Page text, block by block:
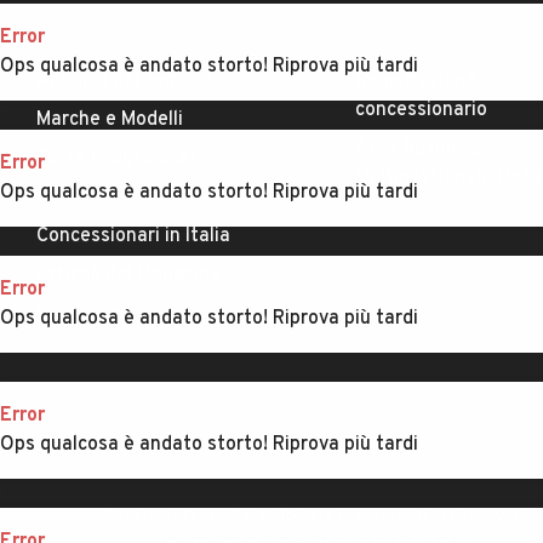
ESPLORA
Annunci per regione
Marche e Modelli
Tutte le auto usate
Tipi di veicoli
Concessionari in Italia
Valutazione auto
concessionario
Multigestionale Motori
Error
Ops qualcosa è andato storto! Riprova più tardi
Error
Ops qualcosa è andato storto! Riprova più tardi
Error
Ops qualcosa è andato storto! Riprova più tardi
Error
Ops qualcosa è andato storto! Riprova più tardi